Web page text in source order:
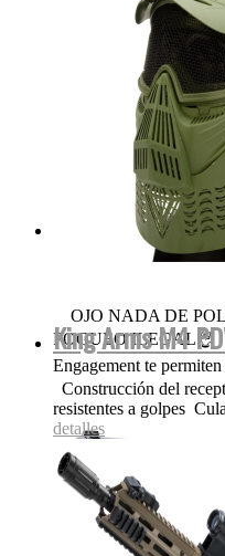
Smith&Wesson
Dispara Gomas...
OJO NADA DE
FOGUEO ILEGAL👌
Engagement te
King Arms M4
Construcción del
resistentes a golpes
detalles